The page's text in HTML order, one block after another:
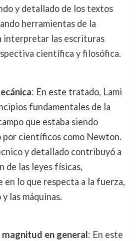
y detallado de los textos
herramientas de la
interpretar las escrituras
científica y filosófica.
: En este tratado, Lami
fundamentales de la
que estaba siendo
por científicos como Newton.
y detallado contribuyó a
de las leyes físicas,
en lo que respecta a la fuerza,
las máquinas.
en general: En este